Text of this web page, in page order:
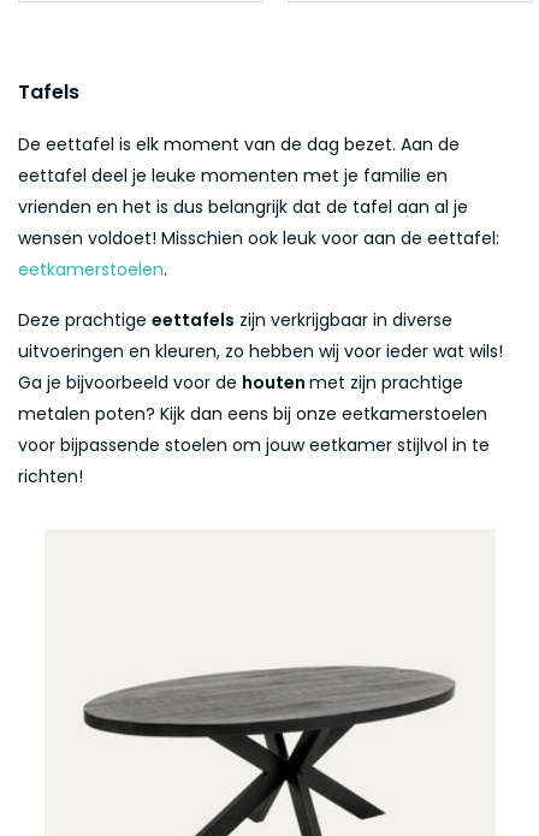
Tafels
De eettafel is elk moment van de dag bezet. Aan de
eettafel deel je leuke momenten met je familie en
vrienden en het is dus belangrijk dat de tafel aan al je
wensen voldoet! Misschien ook leuk voor aan de eettafel:
eetkamerstoelen.
Deze prachtige eettafels zijn verkrijgbaar in diverse
uitvoeringen en kleuren, zo hebben wij voor ieder wat wils!
Ga je bijvoorbeeld voor de houten met zijn prachtige
metalen poten? Kijk dan eens bij onze eetkamerstoelen
voor bijpassende stoelen om jouw eetkamer stijlvol in te
richten!